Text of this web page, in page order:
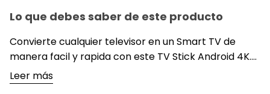
Lo que debes saber de este producto
Convierte cualquier televisor en un Smart TV de
manera facil y rapida con este TV Stick Android 4K.
Disfruta peliculas, series, musica y aplicaciones de
streaming con excelente calidad de imagen y
Leer más